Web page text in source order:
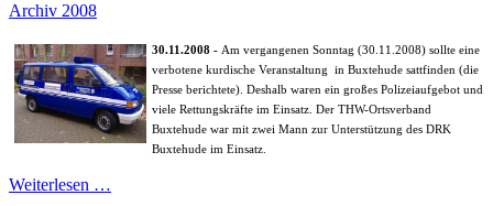
Archiv 2008
30.11.2008 - Am vergangenen Sonntag (30.11.2008) sollte eine
verbotene kurdische Veranstaltung in Buxtehude sattfinden (die
Presse berichtete). Deshalb waren ein großes Polizeiaufgebot und
viele Rettungskräfte im Einsatz. Der THW-Ortsverband
Buxtehude war mit zwei Mann zur Unterstützung des DRK
Buxtehude im Einsatz.
Weiterlesen …